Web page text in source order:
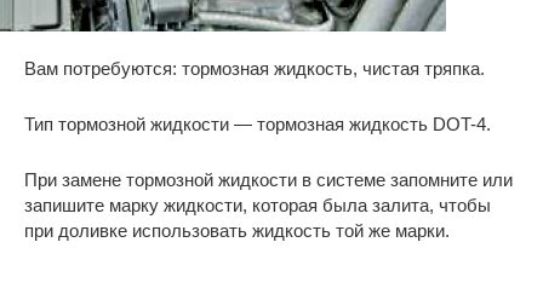
Вам потребуются: тормозная жидкость, чистая тряпка.
Тип тормозной жидкости — тормозная жидкость DOT-4.
При замене тормозной жидкости в системе запомните или
запишите марку жидкости, которая была залита, чтобы
при доливке использовать жидкость той же марки.